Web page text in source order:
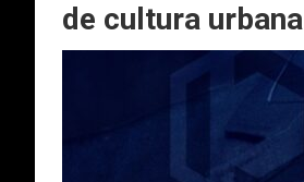
de cultura